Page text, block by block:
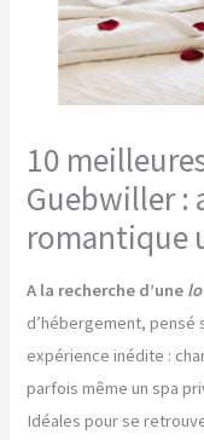
10
Guebwiller :
romantique
A la recherche d’une
d’hébergement, pensé
expérience inédite :
parfois même un spa
Idéales pour se